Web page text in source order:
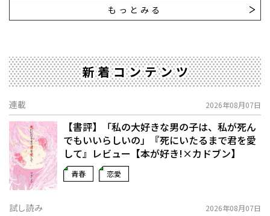
もっとみる
新着コンテンツ
連載 2026年08月07日
【書評】「私の大好きな男の子は、私が死ん
でもいいらしいの」――『死にいたるまで君を愛
して』レビュー【本が好き!×カドブン】
青春 恋愛
試し読み 2026年08月07日